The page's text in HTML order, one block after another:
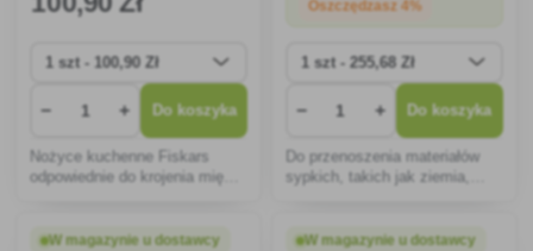
− + Do koszyka
Nożyce kuchenne Fiskars
odpowiednie do krojenia mięsa
Oszczędzasz 4%
− + Do koszyka
Do przenoszenia materiałów
sypkich, takich jak ziemia,
ostrzem.
W magazynie u dostawcy
W magazynie u dostawcy